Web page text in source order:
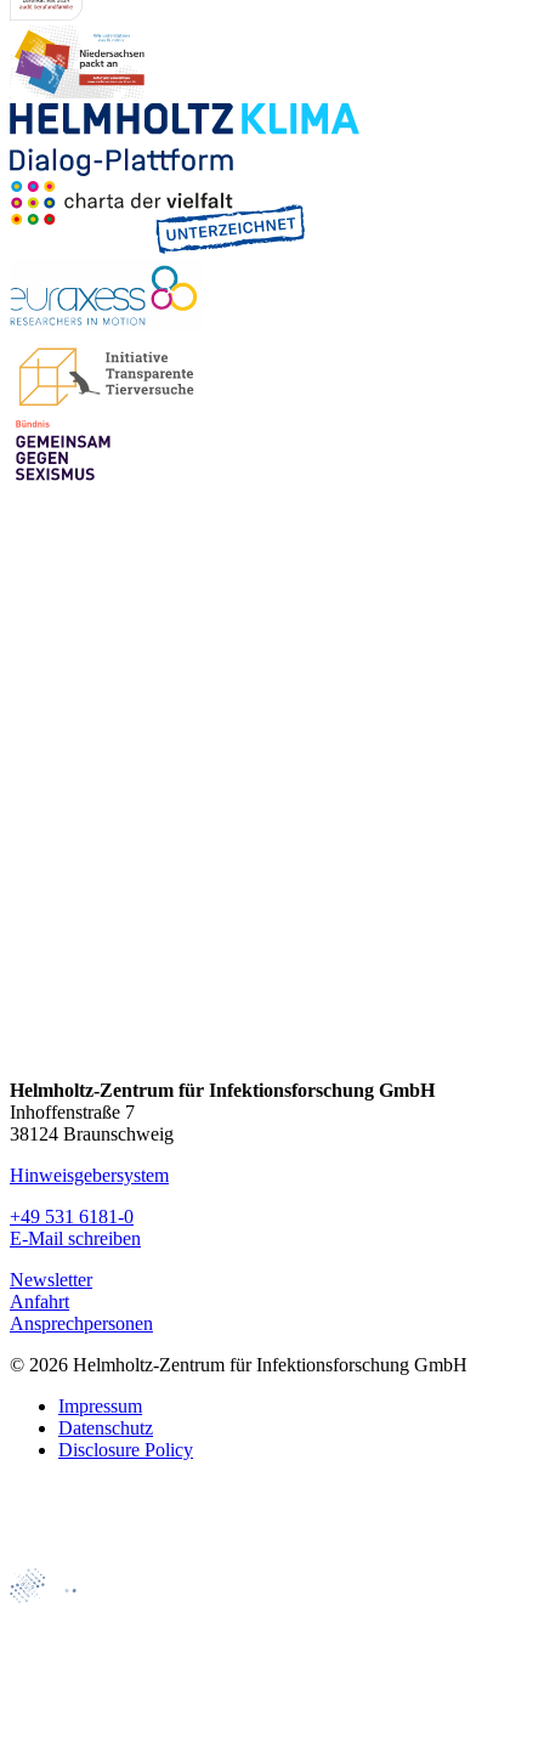
Helmholtz-Zentrum für Infektionsforschung GmbH
Inhoffenstraße 7
38124 Braunschweig
Hinweisgebersystem
+49 531 6181-0
E-Mail schreiben
Newsletter
Anfahrt
Ansprechpersonen
© 2026 Helmholtz-Zentrum für Infektionsforschung GmbH
Impressum
Datenschutz
Disclosure Policy